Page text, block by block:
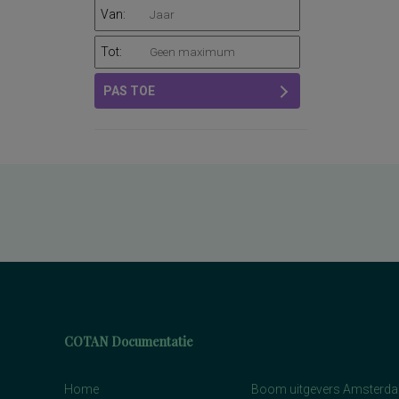
Van:
Tot:
PAS TOE
COTAN Documentatie
Home Boom uitgevers